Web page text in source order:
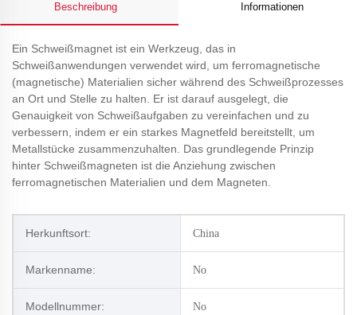
Beschreibung Informationen
Ein Schweißmagnet ist ein Werkzeug, das in
Schweißanwendungen verwendet wird, um ferromagnetische
(magnetische) Materialien sicher während des Schweißprozesses
an Ort und Stelle zu halten. Er ist darauf ausgelegt, die
Genauigkeit von Schweißaufgaben zu vereinfachen und zu
verbessern, indem er ein starkes Magnetfeld bereitstellt, um
Metallstücke zusammenzuhalten. Das grundlegende Prinzip
hinter Schweißmagneten ist die Anziehung zwischen
ferromagnetischen Materialien und dem Magneten.
Herkunftsort: China
Markenname: No
Modellnummer: No